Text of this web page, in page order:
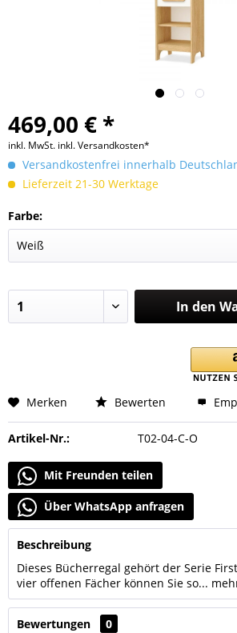
469,00 € *
inkl. MwSt. inkl. Versandkosten*
Versandkostenfrei innerhalb
Lieferzeit 21-30 Werktage
Farbe:
In den
Merken Bewerten
Artikel-Nr.: T02-04-C-O
Mit Freunden teilen
Über WhatsApp anfragen
Beschreibung
Dieses Bücherregal gehört der Serie
vier offenen Fächer können Sie so...
Bewertungen
0